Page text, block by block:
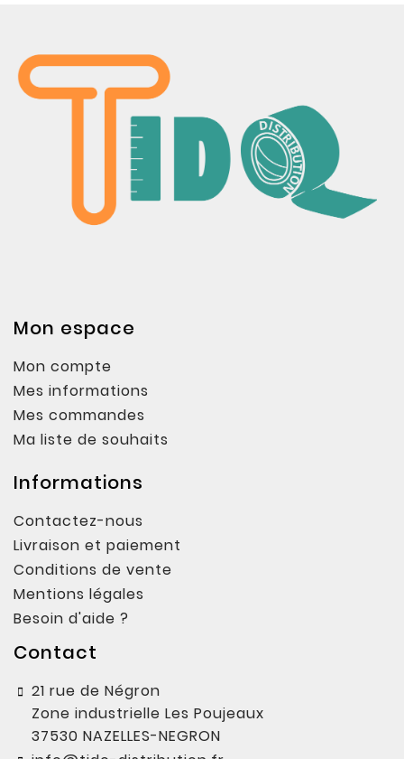
Mon espace
Mon compte
Mes informations
Mes commandes
Ma liste de souhaits
Informations
Contactez-nous
Livraison et paiement
Conditions de vente
Mentions légales
Besoin d'aide ?
Contact
21 rue de Négron
Zone industrielle Les Poujeaux
37530 NAZELLES-NEGRON